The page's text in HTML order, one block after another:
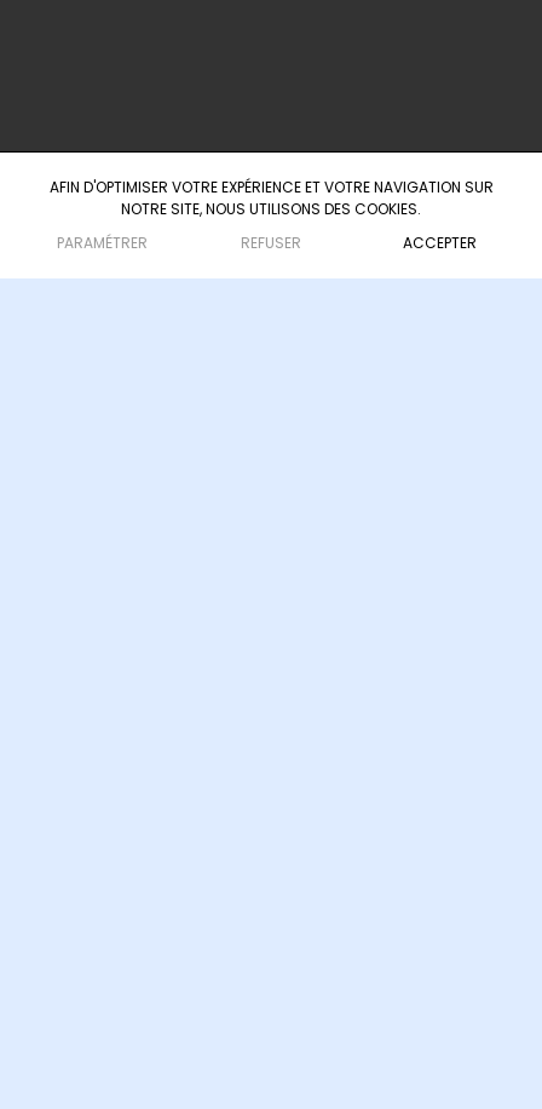
AFIN D'OPTIMISER VOTRE EXPÉRIENCE ET VOTRE NAVIGATION SUR
NOTRE SITE, NOUS UTILISONS DES COOKIES.
PARAMÉTRER
REFUSER ACCEPTER
Agence d'ingénierie culturelle & touristique
— depuis 2008